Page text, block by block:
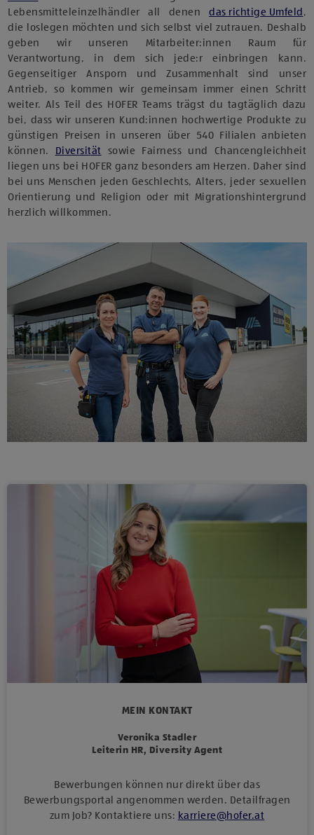
Lebensmitteleinzelhändler all denen das richtige Umfeld ,
die loslegen möchten und sich selbst viel zutrauen. Deshalb
geben wir unseren Mitarbeiter:innen Raum für
Verantwortung, in dem sich jede:r einbringen kann.
Gegenseitiger Ansporn und Zusammenhalt sind unser
Antrieb, so kommen wir gemeinsam immer einen Schritt
weiter. Als Teil des HOFER Teams trägst du tagtäglich dazu
bei, dass wir unseren Kund:innen hochwertige Produkte zu
günstigen Preisen in unseren über 540 Filialen anbieten
können. Diversität sowie Fairness und Chancengleichheit
liegen uns bei HOFER ganz besonders am Herzen. Daher sind
bei uns Menschen jeden Geschlechts, Alters, jeder sexuellen
Orientierung und Religion oder mit Migrationshintergrund
herzlich willkommen.
MEIN KONTAKT
Veronika Stadler
Leiterin HR, Diversity Agent
Bewerbungen können nur direkt über das
Bewerbungsportal angenommen werden. Detailfragen
zum Job? Kontaktiere uns: karriere@hofer.at